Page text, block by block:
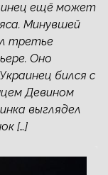
ещё может
Минувшей
третье
Оно
бился с
Девином
выглядел
[…]